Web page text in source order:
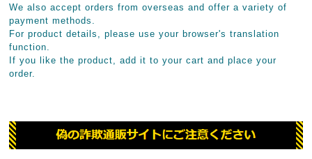
We also accept orders from overseas and offer a variety of
payment methods.
For product details, please use your browser's translation
function.
If you like the product, add it to your cart and place your
order.